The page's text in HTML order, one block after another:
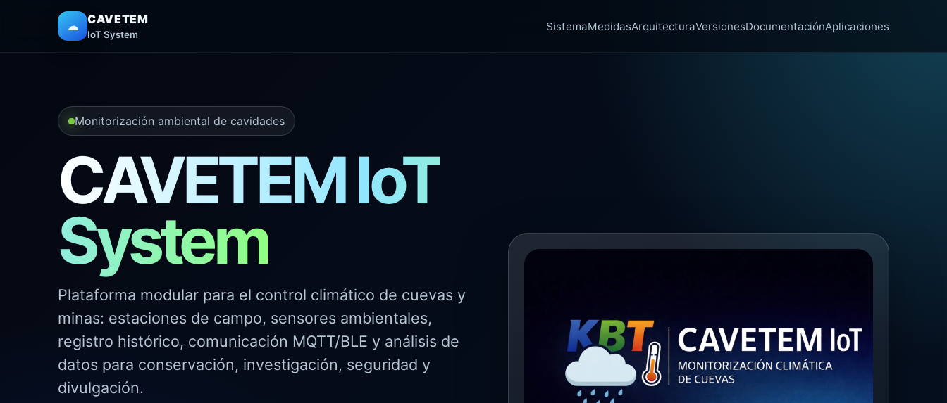
☁ CAVETEM
IoT System
SistemaMedidasArquitecturaVersionesDocumentaciónAplicaciones
Monitorización ambiental de cavidades
CAVETEM IoT
System
Plataforma modular para el control climático de cuevas y
minas: estaciones de campo, sensores ambientales,
registro histórico, comunicación MQTT/BLE y análisis de
datos para conservación, investigación, seguridad y
divulgación.